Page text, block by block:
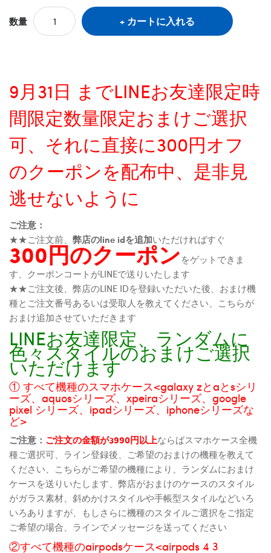
数量 カートに入れる
9月31日 までLINEお友達限定時
間限定数量限定おまけご選択
可、それに直接に300円オフ
のクーポンを配布中、是非見
逃せないように
ご注意：
★★ご注文前、 弊店のline idを追加いただければすぐ
300円のクーポンをゲットできま
す、クーポンコートがLINEで送りいたします
★★ご注文後、弊店のLINE IDを登録いただいた後、おまけ機
種とご注文番号あるいは受取人を教えてください、こちらが
おまけ追加させていただきます
LINEお友達限定、ランダムに
色々スタイルのおまけご選択
いただけます
① すべて機種のスマホケース<galaxy zとaとsシリ
ーズ、aquosシリーズ、xpeiraシリーズ、google
pixel シリーズ、ipadシリーズ、iphoneシリーズな
ど>
ご注意： ご注文の金額が3990円以上ならばスマホケース全機
種ご選択可、ライン登録後、ご希望のおまけの機種を教えて
ください、こちらがご希望の機種により、ランダムにおまけ
ケースを送りいたします、弊店がおまけのケースのスタイル
がガラス素材、斜めかけスタイルや手帳型スタイルなどいろ
いろありますが、もしさらに機種のスタイルご選択をご指定
ご希望の場合、ラインでメッセージを送ってください
②すべて機種のairpodsケース<airpods 4 3